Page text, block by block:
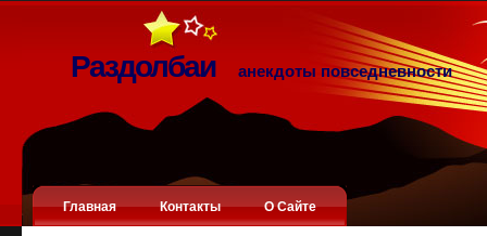
Раздолбаи анекдоты повседневности
Главная Контакты О Сайте